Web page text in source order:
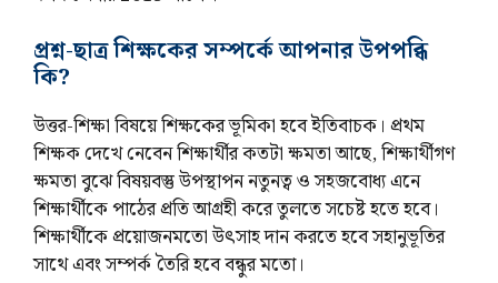
প্রশ্ন-ছাত্র শিক্ষকের সম্পর্কে আপনার উপপব্ধি
কি?
উত্তর-শিক্ষা বিষয়ে শিক্ষকের ভূমিকা হবে ইতিবাচক। প্রথম
শিক্ষক দেখে নেবেন শিক্ষার্থীর কতটা ক্ষমতা আছে, শিক্ষার্থীগণ
ক্ষমতা বুঝে বিষয়বস্তু উপস্থাপন নতুনত্ব ও সহজবোধ্য এনে
শিক্ষার্থীকে পাঠের প্রতি আগ্রহী করে তুলতে সচেষ্ট হতে হবে।
শিক্ষার্থীকে প্রয়োজনমতো উৎসাহ দান করতে হবে সহানুভূতির
সাথে এবং সম্পর্ক তৈরি হবে বন্ধুর মতো।